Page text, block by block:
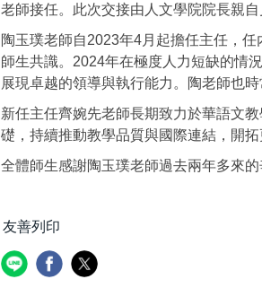
老師接任。此次交接由人文學院院長親
陶玉璞老師自2023年4月起擔任主任，
師生共識。2024年在極度人力短缺的情
展現卓越的領導與執行能力。陶老師也
新任主任齊婉先老師長期致力於華語文
礎，持續推動教學品質與國際連結，開拓
全體師生感謝陶玉璞老師過去兩年多來
友善列印